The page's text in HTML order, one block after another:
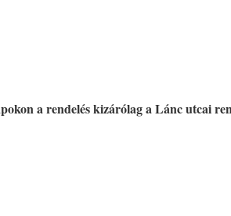
a rendelés kizárólag a Lánc utcai